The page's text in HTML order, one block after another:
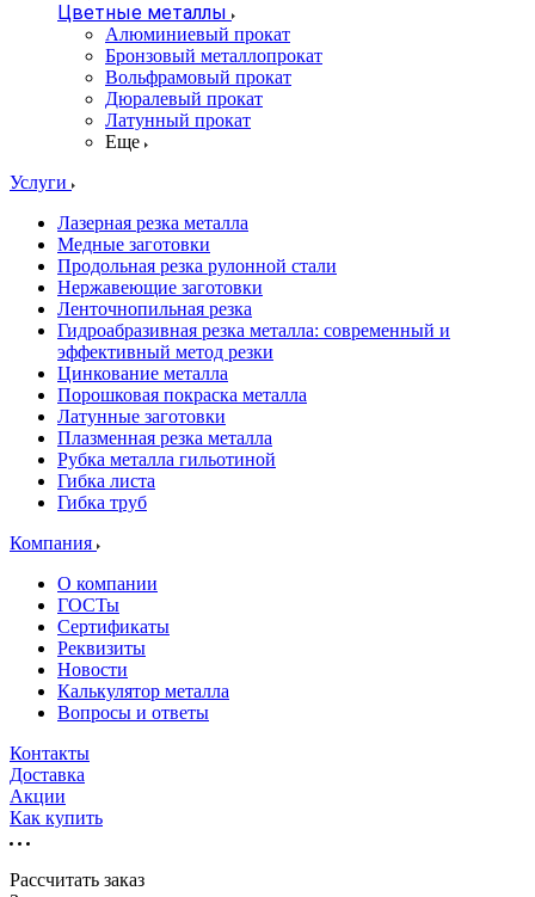
Цветные металлы
Алюминиевый прокат
Бронзовый металлопрокат
Вольфрамовый прокат
Дюралевый прокат
Латунный прокат
Еще
Услуги
Лазерная резка металла
Медные заготовки
Продольная резка рулонной стали
Нержавеющие заготовки
Ленточнопильная резка
Гидроабразивная резка металла: современный и
эффективный метод резки
Цинкование металла
Порошковая покраска металла
Латунные заготовки
Плазменная резка металла
Рубка металла гильотиной
Гибка листа
Гибка труб
Компания
О компании
ГОСТы
Сертификаты
Реквизиты
Новости
Калькулятор металла
Вопросы и ответы
Контакты
Доставка
Акции
Как купить
Рассчитать заказ